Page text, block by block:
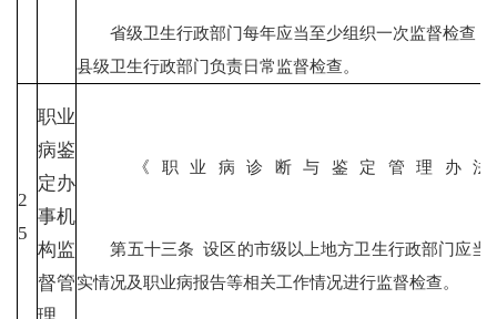
省级卫生行政部门每年应当至少组织一次监督检查；
县级卫生行政部门负责日常监督检查。
2
5
职业
病鉴
定办
事机
构监
督管
《职业病诊断与鉴定管理
第五十三条 设区的市级以上地方卫生行政部门应当
实情况及职业病报告等相关工作情况进行监督检查。